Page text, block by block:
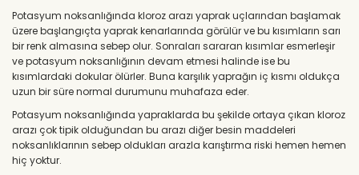
Potasyum noksanlığında kloroz arazı yaprak uçlarından başlamak
üzere başlangıçta yaprak kenarlarında görülür ve bu kısımların sarı
bir renk almasına sebep olur. Sonraları sararan kısımlar esmerleşir
ve potasyum noksanlığının devam etmesi halinde ise bu
kısımlardaki dokular ölürler. Buna karşılık yaprağın iç kısmı oldukça
uzun bir süre normal durumunu muhafaza eder.
Potasyum noksanlığında yapraklarda bu şekilde ortaya çıkan kloroz
arazı çok tipik olduğundan bu arazı diğer besin maddeleri
noksanlıklarının sebep oldukları arazla karıştırma riski hemen hemen
hiç yoktur.